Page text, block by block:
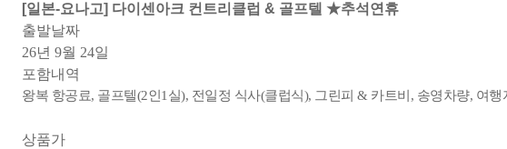
[일본-요나고] 다이센아크 컨트리클럽 & 골프텔 ★추석연휴
출발날짜
26년 9월 24일
포함내역
왕복 항공료, 골프텔(2인1실), 전일정 식사(클럽식), 그린피 & 카트비, 송영차량, 여행
상품가